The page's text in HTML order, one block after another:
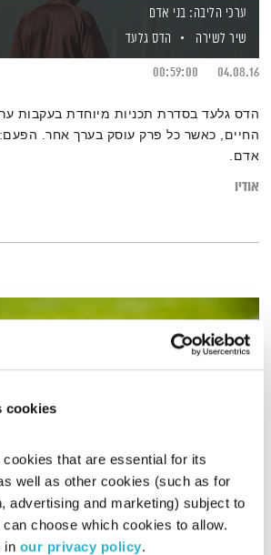
cookies
that are essential for its
well as other cookies (such as for
advertising and marketing) subject to
choose which cookies to allow.
in our privacy policy.
ערכי הליבה: בני אדם
שיר לשירה
הדס גלעד
04.08.16
00:59:00
הדס גלעד בסדרת תכניות מיוחדת בעקבות
החיים, כאשר כל פרק עוסק בערך אחר. הפעם:
אדם.
אודיו
זידאן – דיוקן של המאה ה-21
לצלול לתוך פסקול
דידי ארז